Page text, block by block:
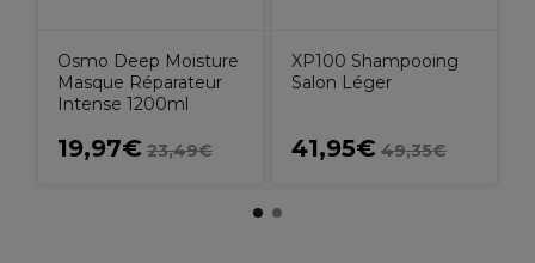
Osmo Deep Moisture
Masque Réparateur
Intense 1200ml
19,97€ 23,49€
XP100 Shampooing
Salon Léger
41,95€ 49,35€